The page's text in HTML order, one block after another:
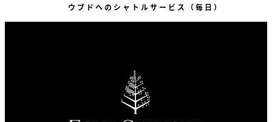
ウブドへのシャトルサービス（毎日）